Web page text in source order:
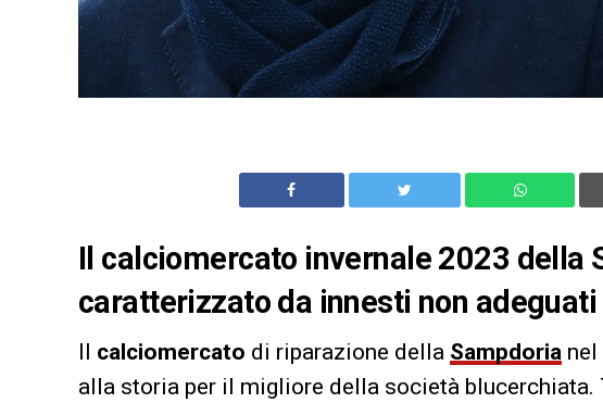
Il calciomercato invernale 2023 della
caratterizzato da innesti non
Il calciomercato di riparazione della Sampdoria nel
alla storia per il migliore della società